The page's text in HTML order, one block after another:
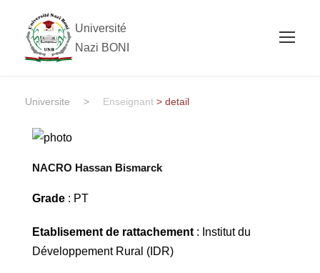
Université
Nazi BONI
Universite > Enseignant > detail
NACRO Hassan Bismarck
Grade: PT
Etablisement de rattachement: Institut du
Développement Rural (IDR)